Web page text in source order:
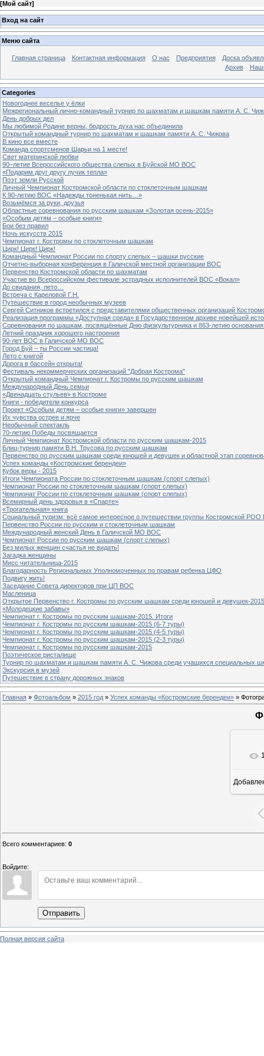
[Мой сайт]
Вход на сайт
Меню сайта
Главная страница Контактная информация О нас Предприятия
Доска
Архив
Categories
Новогоднее веселье у ёлки
Межрегиональный лично-командный турнир по шахматам и шашкам памяти А. С.
День добрых дел
Мы любимой Родине верны, бодрость духа нас объединила
Открытый командный турнир по шахматам и шашкам памяти А. С. Чижова
В кино все вместе
Команда спортсменов Шарьи на 1 месте!
Свет материнской любви
90–летие Всероссийского общества слепых в Буйской МО ВОС
«Подарим друг другу лучик тепла»
Поэт земли Русской
Личный Чемпионат Костромской области по стоклеточным шашкам
К 90-летию ВОС «Надежды тоненькая нить…»
Возьмёмся за руки, друзья
Областные соревнования по русским шашкам «Золотая осень-2015»
«Особым детям – особые книги»
Бои без правил
Ночь искусств 2015
Чемпионат г. Костромы по стоклеточным шашкам
Цирк! Цирк! Цирк!
Командный Чемпионат России по спорту слепых – шашки русские
Отчетно-выборная конференция в Галичской местной организации ВОС
Первенство Костромской области по шахматам
Участие во Всероссийском фестивале эстрадных исполнителей ВОС «Вокал»
До свидания, лето…
Встреча с Кареловой Г.Н.
Путешествие в город необычных музеев
Сергей Ситников встретился с представителями общественных организаций
Реализация программы «Доступная среда» в Государственном архиве новейшей
Соревнования по шашкам, посвящённые Дню физкультурника и 863-летию основания
Летний праздник хорошего настроения
90-лет ВОС в Галичской МО ВОС
Город Буй – ты России частица!
Лето с книгой
Дорога в бассейн открыта!
Фестиваль некоммерческих организаций "Добрая Кострома"
Открытый командный Чемпионат г. Костромы по русским шашкам
Международный День семьи
«Двенадцать стульев» в Костроме
Книги - победители конкурса
Проект «Особым детям – особые книги» завершен
Их чувства острее и ярче
Необычный спектакль
70-летию Победы посвящается
Личный Чемпионат Костромской области по русским шашкам-2015
Блиц-турнир памяти В.Н. Трусова по русским шашкам
Первенство по русским шашкам среди юношей и девушек и областной этап
Успех команды «Костромские берендеи»
Кубок веры - 2015
Итоги Чемпионата России по стоклеточным шашкам (спорт слепых)
Чемпионат России по стоклеточным шашкам (спорт слепых)
Чемпионат России по стоклеточным шашкам (спорт слепых)
Всемирный день здоровья в «Спарте»
«Трогательная» книга
Социальный туризм: всё самое интересное о путешествии группы Костромской
Первенство России по русским и стоклеточным шашкам
Международный женский День в Галичской МО ВОС
Чемпионат России по русским шашкам (спорт слепых)
Без милых женщин счастья не видать!
Загадка женщины
Мисс читательница-2015
Благодарность Региональных Уполномоченных по правам ребенка ЦФО
Подвигу жить!
Заседание Совета директоров при ЦП ВОС
Масленица
Открытое Первенство г. Костромы по русским шашкам среди юношей и девушек-
«Молодецкие забавы»
Чемпионат г. Костромы по русским шашкам-2015. Итоги
Чемпионат г. Костромы по русским шашкам-2015 (6-7 туры)
Чемпионат г. Костромы по русским шашкам-2015 (4-5 туры)
Чемпионат г. Костромы по русским шашкам-2015 (2-3 туры)
Чемпионат г. Костромы по русским шашкам-2015
Поэтическое ристалище
Турнир по шахматам и шашкам памяти А. С. Чижова среди учащихся специальных
Экскурсия в музей
Путешествие в страну дорожных знаков
Главная » Фотоальбом » 2015 год » Успех команды «Костромские берендеи» »
Всего комментариев: 0
Войдите:
Отправить
Полная версия сайта